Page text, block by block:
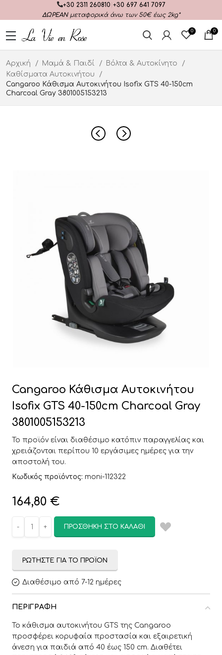
+30 2311 260810 +30 697 641 7097
ΔΩΡΕΑΝμεταφορικά άνω των 50€ έως 2kg*
0 0
Αρχική Μαμά & Παιδί
Βόλτα & Αυτοκίνητο
Καθίσματα Αυτοκινήτου
Cangaroo Κάθισμα Αυτοκινήτου Isofix GTS 40-150cm
Charcoal Gray 3801005153213
Cangaroo Κάθισμα Αυτοκινήτου
Isofix GTS 40-150cm Charcoal Gray
3801005153213
Το προϊόν είναι διαθέσιμο κατόπιν παραγγελίας και
χρειάζονται περίπου 10 εργάσιμες ημέρες για την
αποστολή του.
Κωδικός προϊόντος: moni-112322
164,80 €
ΠΡΟΣΘΉΚΗ ΣΤΟ ΚΑΛΆΘΙ
ΡΩΤΉΣΤΕ ΓΙΑ ΤΟ ΠΡΟΪΌΝ
Διαθέσιμο από 7-12 ημέρες
ΠΕΡΙΓΡΑΦΉ
Το κάθισμα αυτοκινήτου GTS της Cangaroo
προσφέρει κορυφαία προστασία και εξαιρετική
άνεση για παιδιά από 40 έως 150 cm. Διαθέτει